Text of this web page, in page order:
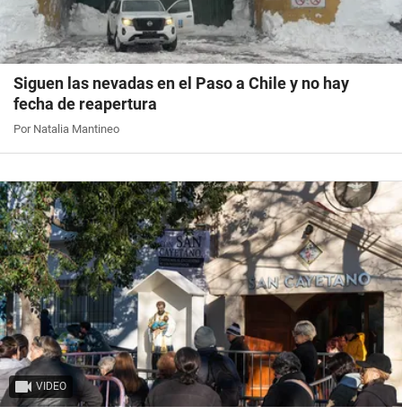
Siguen las nevadas en el Paso a Chile y no hay
fecha de reapertura
Por Natalia Mantineo
VIDEO